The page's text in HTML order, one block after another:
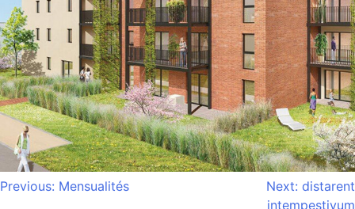
NAVIGATION
Previous: Mensualités Next: distarent
intempestivum